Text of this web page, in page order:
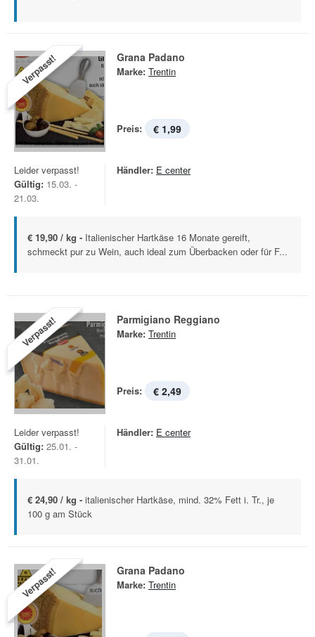
Verpasst! Grana Padano
Marke: Trentin
Preis: € 1,99
Leider verpasst!
Gültig: 15.03. -
21.03.
Händler: E center
€ 19,90 / kg - Italienischer Hartkäse 16 Monate gereift,
schmeckt pur zu Wein, auch ideal zum Überbacken oder für F...
Verpasst! Parmigiano Reggiano
Marke: Trentin
Preis: € 2,49
Leider verpasst!
Gültig: 25.01. -
31.01.
Händler: E center
€ 24,90 / kg - italienischer Hartkäse, mind. 32% Fett i. Tr., je
100 g am Stück
Verpasst! Grana Padano
Marke: Trentin